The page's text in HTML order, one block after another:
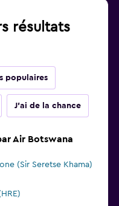
résultats
populaires
J'ai de la chance
Air Botswana
(Sir Seretse Khama)